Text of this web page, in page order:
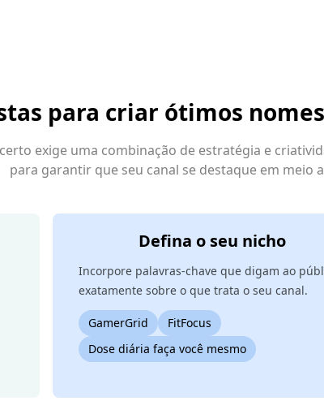
para criar ótimos
exige uma combinação de estratégia e
para garantir que seu canal se destaque em meio
Defina o seu nicho
Incorpore palavras-chave que digam ao
exatamente sobre o que trata o seu canal.
GamerGrid
FitFocus
Dose diária faça você mesmo